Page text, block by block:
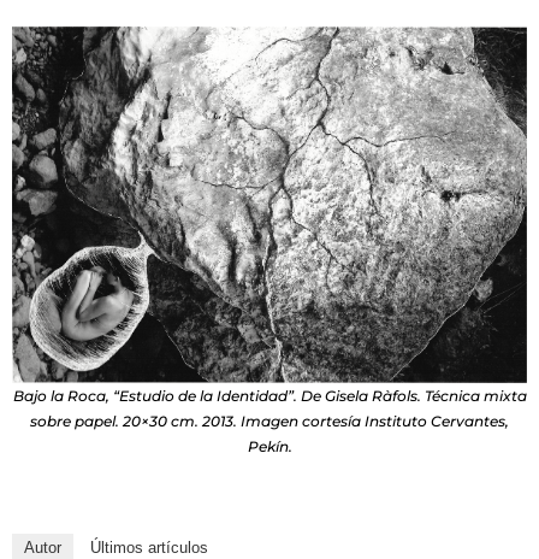
Bajo la Roca, “Estudio de la Identidad”. De Gisela Ràfols. Técnica mixta
sobre papel. 20×30 cm. 2013. Imagen cortesía Instituto Cervantes,
Pekín.
Autor Últimos artículos